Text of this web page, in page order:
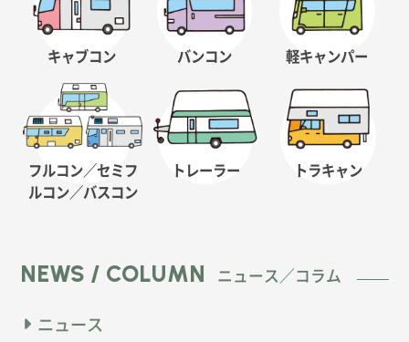
キャブコン バンコン 軽キャンパー
フルコン／セミフ
ルコン／バスコン
トレーラー トラキャン
NEWS / COLUMN ニュース／コラム
ニュース